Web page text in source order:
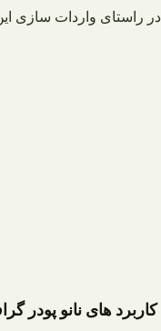
در راستای واردات سازی
کاربرد های نانو پودر